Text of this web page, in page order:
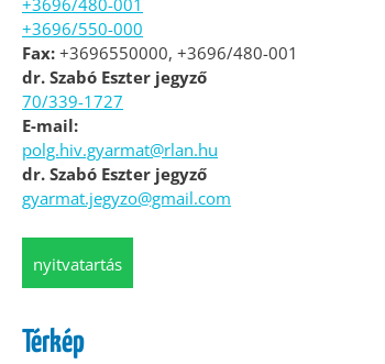
+3696/480-001
+3696/550-000
Fax: +3696550000, +3696/480-001
dr. Szabó Eszter jegyző
70/339-1727
E-mail:
polg.hiv.gyarmat@rlan.hu
dr. Szabó Eszter jegyző
gyarmat.jegyzo@gmail.com
nyitvatartás
Térkép